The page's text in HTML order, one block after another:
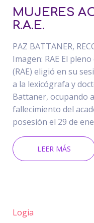
MUJERES
R.A.E.
PAZ BATTANER,
Imagen: RAE El
(RAE) eligió en su
a la lexicógrafa y
Battaner, ocupando
fallecimiento del
posesión el 29 de
LEER MÁS
Logia